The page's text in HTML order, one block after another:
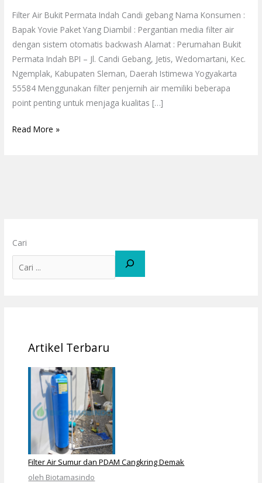
Filter Air Bukit Permata Indah Candi gebang Nama Konsumen :
Bapak Yovie Paket Yang Diambil : Pergantian media filter air
dengan sistem otomatis backwash Alamat : Perumahan Bukit
Permata Indah BPI – Jl. Candi Gebang, Jetis, Wedomartani, Kec.
Ngemplak, Kabupaten Sleman, Daerah Istimewa Yogyakarta
55584 Menggunakan filter penjernih air memiliki beberapa
point penting untuk menjaga kualitas […]
Read More »
Cari
Artikel Terbaru
Filter Air Sumur dan PDAM Cangkring Demak
oleh Biotamasindo